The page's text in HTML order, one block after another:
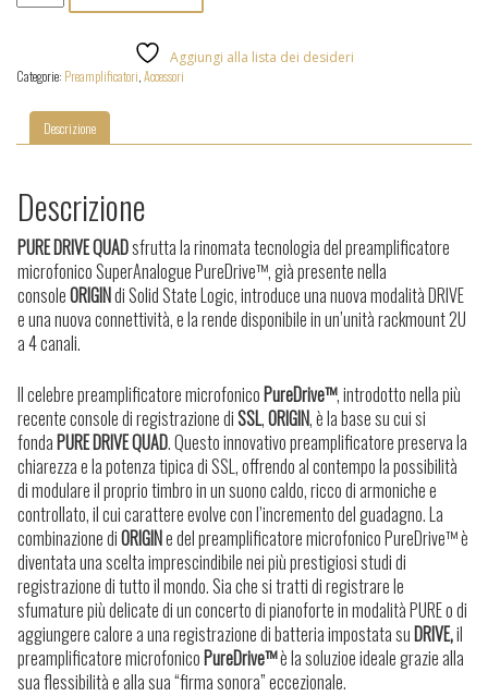
Logic
Quad
quantità
Aggiungi alla lista dei desideri
Categorie: Preamplificatori,Accessori
Descrizione
Descrizione
PURE DRIVE QUADsfrutta la rinomata tecnologia del preamplificatore
microfonico SuperAnalogue PureDrive™, già presente nella
consoleORIGINdi Solid State Logic, introduce una nuova modalità DRIVE
e una nuova connettività, e la rende disponibile in un’unità rackmount 2U
a 4 canali.
Il celebre preamplificatore microfonicoPureDrive™, introdotto nella più
recente console di registrazione diSSL,ORIGIN, è la base su cui si
fondaPURE DRIVE QUAD. Questo innovativo preamplificatore preserva la
chiarezza e la potenza tipica di SSL, offrendo al contempo la possibilità
di modulare il proprio timbro in un suono caldo, ricco di armoniche e
controllato, il cui carattere evolve con l’incremento del guadagno. La
combinazione diORIGINe del preamplificatore microfonico PureDrive™ è
diventata una scelta imprescindibile nei più prestigiosi studi di
registrazione di tutto il mondo. Sia che si tratti di registrare le
sfumature più delicate di un concerto di pianoforte in modalità PURE o di
aggiungere calore a una registrazione di batteria impostata suDRIVE,il
preamplificatore microfonicoPureDrive™è la soluzioe ideale grazie alla
sua flessibilità e alla sua “firma sonora” eccezionale.